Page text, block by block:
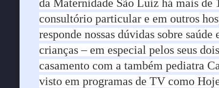
da Maternidade São Luiz há mais de
consultório particular e em outros
responde nossas dúvidas sobre
crianças – em especial pelos seus
casamento com a também pediatra
visto em programas de TV como